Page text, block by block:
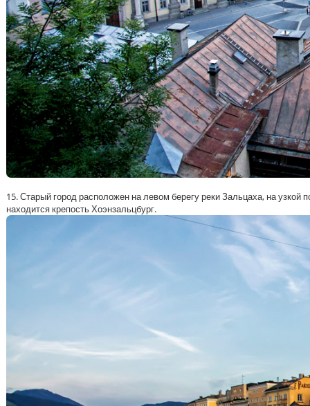
15. Старый город расположен на левом берегу реки Зальцаха, на
находится крепость Хоэнзальцбург.